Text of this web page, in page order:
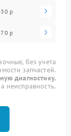
р
р
без учета
запчастей.
диагностику.
неисправность.